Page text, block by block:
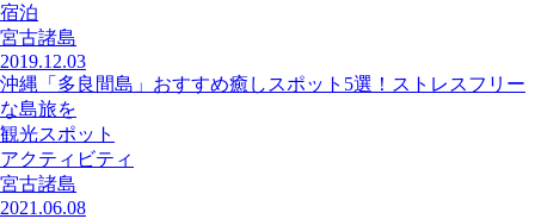
宿泊
宮古諸島
2019.12.03
沖縄「多良間島」おすすめ癒しスポット5選！ストレスフリー
な島旅を
観光スポット
アクティビティ
宮古諸島
2021.06.08